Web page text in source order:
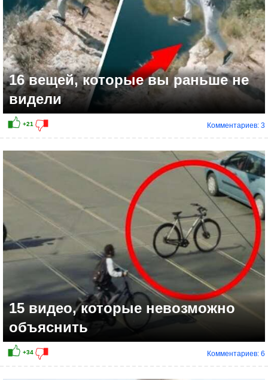
16 вещей, которые вы раньше не
видели
Комментариев: 3
15 видео, которые невозможно
объяснить
Комментариев: 6